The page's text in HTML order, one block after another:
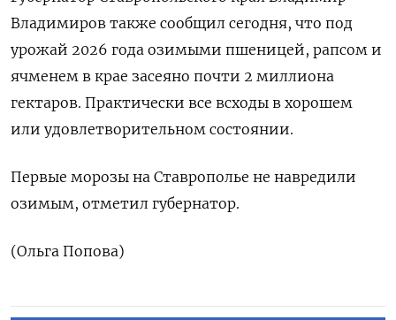
Владимиров также сообщил сегодня, что под
урожай 2026 года озимыми пшеницей, рапсом и
ячменем в крае засеяно почти 2 миллиона
гектаров. Практически все всходы в хорошем
или удовлетворительном состоянии.
Первые морозы на Ставрополье не навредили
озимым, отметил губернатор.
(Ольга Попова)